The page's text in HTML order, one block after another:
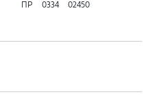
ПР 0334 02450